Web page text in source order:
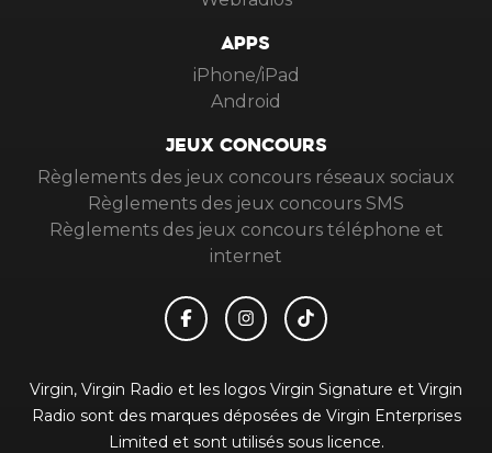
APPS
iPhone/iPad
Android
JEUX CONCOURS
Règlements des jeux concours réseaux sociaux
Règlements des jeux concours SMS
Règlements des jeux concours téléphone et
internet
Virgin, Virgin Radio et les logos Virgin Signature et Virgin
Radio sont des marques déposées de Virgin Enterprises
Limited et sont utilisés sous licence.